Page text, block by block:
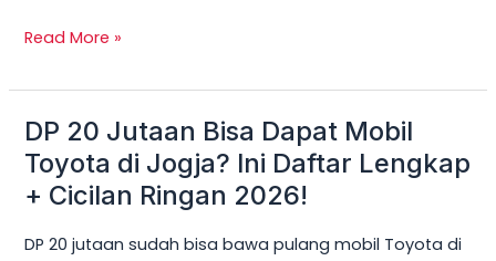
Dealer
Read More »
DP 20 Jutaan Bisa Dapat Mobil
Toyota di Jogja? Ini Daftar Lengkap
+ Cicilan Ringan 2026!
DP 20 jutaan sudah bisa bawa pulang mobil Toyota di
DP
20
Jutaan
Dapat